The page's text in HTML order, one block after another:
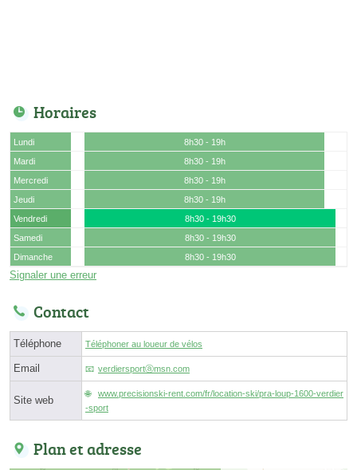
Horaires
Lundi
8h30 - 19h
Mardi
8h30 - 19h
Mercredi
8h30 - 19h
Jeudi
8h30 - 19h
Vendredi
8h30 - 19h30
Samedi
8h30 - 19h30
Dimanche
8h30 - 19h30
Signaler une erreur
Contact
Téléphone Téléphoner au loueur de vélos
Email verdiersportⓐmsn.com
Site web
www.precisionski-rent.com/fr/location-ski/pra-loup-1600-verdier
-sport
Plan et adresse